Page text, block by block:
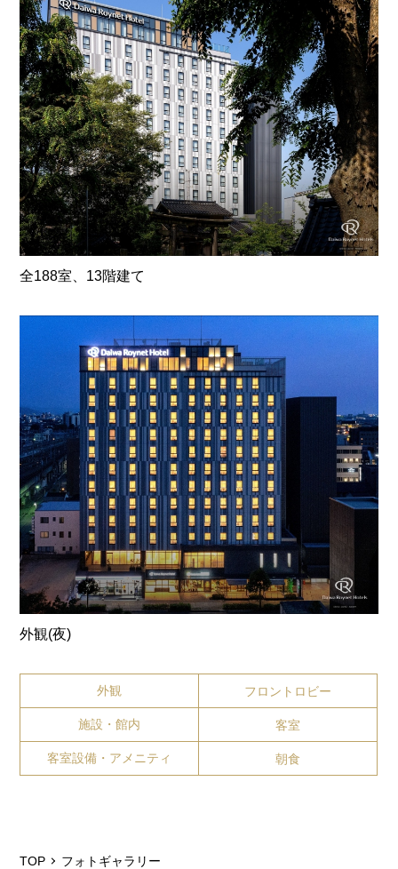
全188室、13階建て
外観(夜)
外観 フロントロビー
施設・館内 客室
客室設備・アメニティ 朝食
TOP フォトギャラリー